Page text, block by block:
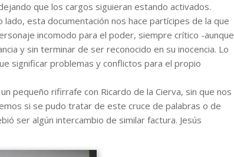
que los cargos siguieran estando activados.
esta documentación nos hace partícipes de la que
incomodo para el poder, siempre crítico -aunque
y sin terminar de ser reconocido en su inocencia. Lo
significar problemas y conflictos para el propio
pequeño rifirrafe con Ricardo de la Cierva, sin que nos
si se pudo tratar de este cruce de palabras o de
ser algún intercambio de similar factura. Jesús